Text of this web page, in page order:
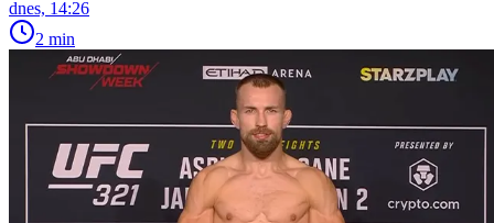
dnes, 14:26
2 min